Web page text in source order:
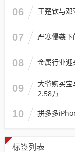
06 王楚钦与
07 严寒侵袭
08 金属行业
09
大爷购买
2.58万
10 拼多多
标签列表